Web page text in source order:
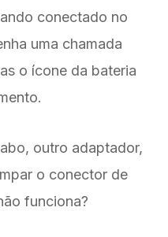
conectado no
uma chamada
o ícone da bateria
outro adaptador,
o conector de
funciona?